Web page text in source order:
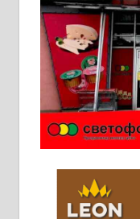
Потребна
Горког 26
8 до 15
Чистим
061/32-13-445